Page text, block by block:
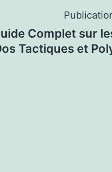
Complet sur
Tactiques et